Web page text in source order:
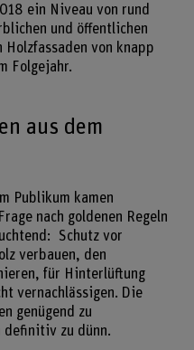
ein Niveau von rund
und öffentlichen
von knapp
Folgejahr.
aus dem
Publikum kamen
nach goldenen Regeln
Schutz vor
verbauen, den
für Hinterlüftung
vernachlässigen. Die
genügend zu
definitiv zu dünn.